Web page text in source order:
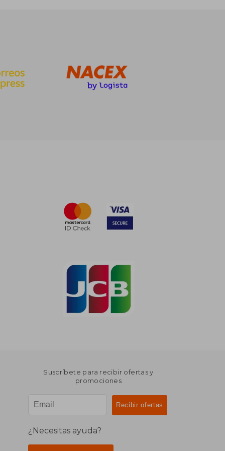
Suscríbete para recibir ofertas y
promociones
¿Necesitas ayuda?